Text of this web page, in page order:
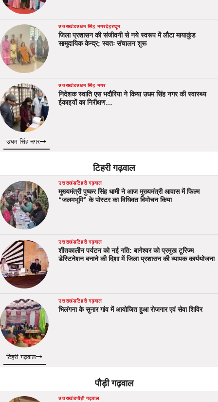
उत्तराखंडउधम सिंह नगरदेहरादून
जिला प्रशासन की संजीवनी से नये स्वरूप में लौटा मायाकुंड
सामुदायिक केन्द्र; स्वतः संचालन शुरू
उत्तराखंडउधम सिंह नगर
निदेशक स्वाति एस भदौरिया ने किया उधम सिंह नगर की स्वास्थ्य
ईकाइयों का निरीक्षण…
उधम सिंह नगर
टिहरी गढ़वाल
उत्तराखंडटिहरी गढ़वाल
मुख्यमंत्री पुष्कर सिंह धामी ने आज मुख्यमंत्री आवास में फिल्म
“जलमभूमि” के पोस्टर का विधिवत विमोचन किया
उत्तराखंडटिहरी गढ़वाल
शीतकालीन पर्यटन को नई गति: बागेश्वर को प्रमुख टूरिज्म
डेस्टिनेशन बनाने की दिशा में जिला प्रशासन की व्यापक कार्ययोजना
उत्तराखंडटिहरी गढ़वाल
भिलंगना के सुनार गांव में आयोजित हुआ रोजगार एवं सेवा शिविर
टिहरी गढ़वाल
पौड़ी गढ़वाल
उत्तराखंडपौड़ी गढ़वाल